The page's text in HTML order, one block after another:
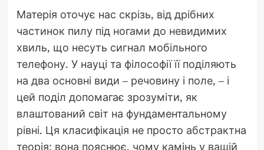
Матерія оточує нас скрізь, від дрібних
частинок пилу під ногами до невидимих
хвиль, що несуть сигнал мобільного
телефону. У науці та філософії її поділяють
на два основні види – речовину і поле, – і
цей поділ допомагає зрозуміти, як
влаштований світ на фундаментальному
рівні. Ця класифікація не просто абстрактна
теорія; вона пояснює, чому камінь у вашій